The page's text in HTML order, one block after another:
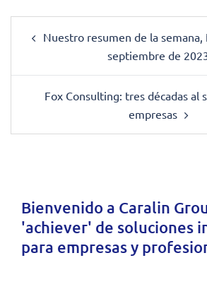
navigation
Nuestro resumen de la semana,
septiembre de
Fox Consulting: tres décadas al
empresas
Bienvenido a Caralin
'achiever' de soluciones
para empresas y